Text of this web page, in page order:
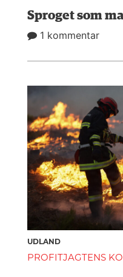
Sproget som
1 kommentar
UDLAND
PROFITJAGTENS